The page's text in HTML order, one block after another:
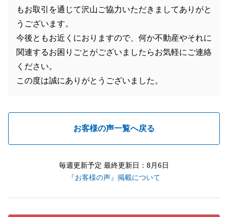
もお取引を通じて沢山ご協力いただきましてありがと
うございます。
今後ともお近くにおりますので、何か不動産やそれに
関連するお困りごとがございましたらお気軽にご連絡
ください。
この度は誠にありがとうございました。
お客様の声一覧へ戻る
毎週更新予定 最終更新日：8月6日
『お客様の声』掲載について